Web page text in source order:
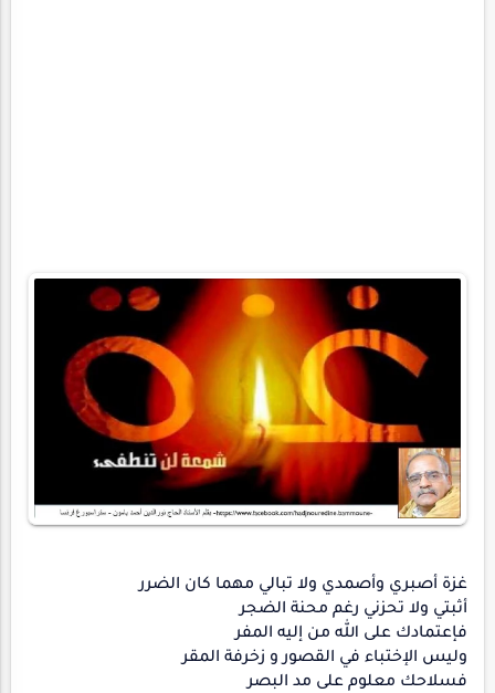
غزة أصبري وأصمدي ولا تبالي مهما كان الضرر
أثبتي ولا تحزني رغم محنة الضجر
فإعتمادك على الله من إليه المفر
وليس الإختباء في القصور و زخرفة المقر
فسلاحك معلوم على مد البصر